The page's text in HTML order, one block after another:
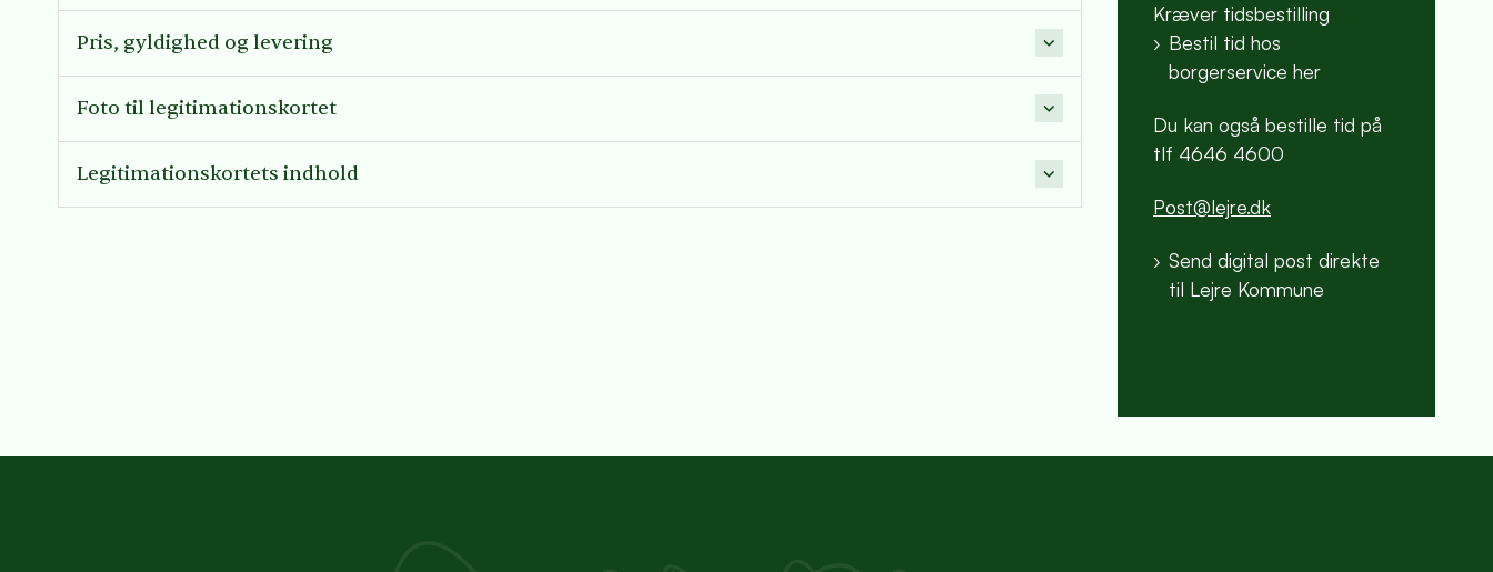
Pris, gyldighed og levering
Foto til legitimationskortet
Legitimationskortets indhold
Kræver tidsbestilling
Bestil tid hos
borgerservice her
Du kan også bestille tid på
tlf 4646 4600
Post@lejre.dk
Send digital post direkte
til Lejre Kommune